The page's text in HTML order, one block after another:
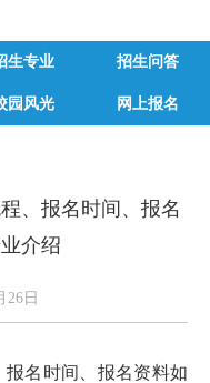
生专业 招生问答
园风光 网上报名
、报名时间、报名
介绍
26日
名时间、报名资料如